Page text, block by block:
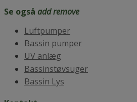
Se også addremove
Luftpumper
Bassin pumper
UV anlæg
Bassinstøvsuger
Bassin Lys